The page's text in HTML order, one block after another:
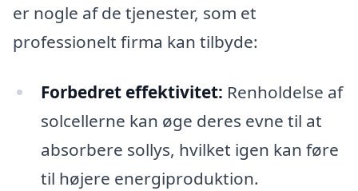
er nogle af de tjenester, som et
professionelt firma kan tilbyde:
Forbedret effektivitet: Renholdelse af
solcellerne kan øge deres evne til at
absorbere sollys, hvilket igen kan føre
til højere energiproduktion.